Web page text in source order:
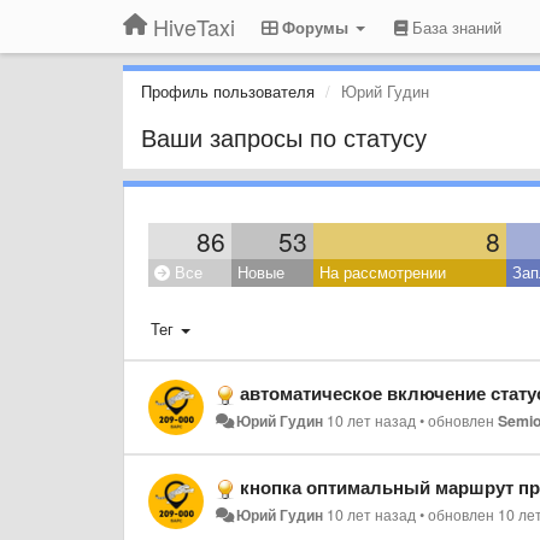
HiveTaxi Форумы База знаний
Профиль пользователя Юрий Гудин
Ваши запросы по статусу
86 53 8
Все Новые На рассмотрении
Тег
автоматическое включение
Юрий Гудин 10 лет назад•обновлен
кнопка оптимальный маршрут
Юрий Гудин 10 лет назад•обновлен 10